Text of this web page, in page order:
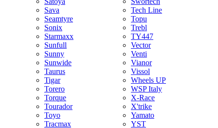
Sava
Seamtyre
Sonix
Starmaxx
Sunfull
Sunny
Sunwide
Taurus
Tigar
Torero
Torque
Tourador
Toyo
Tracmax
Tech Line
Topu
Trebl
TY447
Vector
Venti
Vianor
Vissol
Wheels UP
WSP Italy
X-Race
X'trike
Yamato
YST